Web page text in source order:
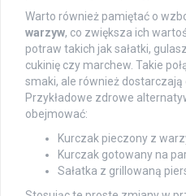
Warto również pamiętać o
warzyw, co zwiększa ich
potraw takich jak sałatki,
cukinię czy marchew. Takie
smaki, ale również dostarczają
Przykładowe zdrowe
obejmować:
Kurczak pieczony z
Kurczak gotowany na
Sałatka z grillowaną